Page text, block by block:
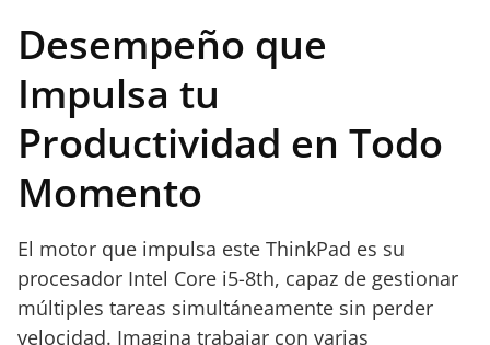
Desempeño que
Impulsa tu
Productividad en Todo
Momento
El motor que impulsa este ThinkPad es su
procesador Intel Core i5-8th, capaz de gestionar
múltiples tareas simultáneamente sin perder
velocidad. Imagina trabajar con varias